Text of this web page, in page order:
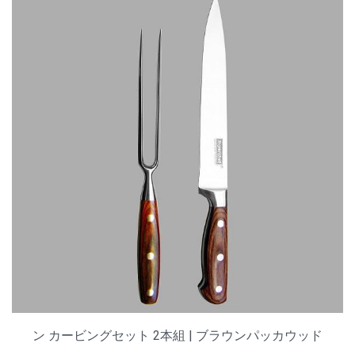
ン カービングセット 2本組 | ブラウンパッカウッド